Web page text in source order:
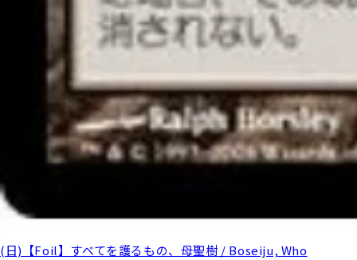
(日)【Foil】すべてを護るもの、母聖樹 / Boseiju, Who